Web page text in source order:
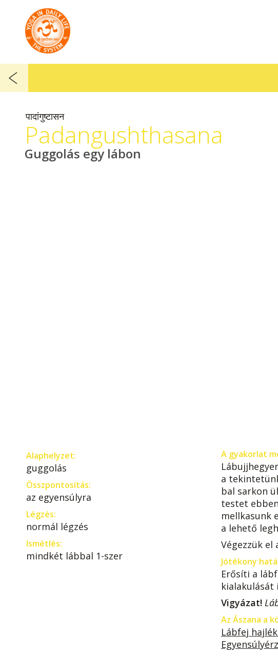
पादांगुष्टासन
Padangushthasana
Guggolás egy lábon
Alaphelyzet:
guggolás
Összpontosítás:
az egyensúlyra
Légzés:
normál légzés
Ismétlés:
mindkét lábbal 1-szer
A gyakorlat
a
bal sarkon
testet
mellkasunk
a lehető
Végezzük
Jótékony
Erősíti a
kialakulását
Vigyázat!
Az Ászana a
Lábfej